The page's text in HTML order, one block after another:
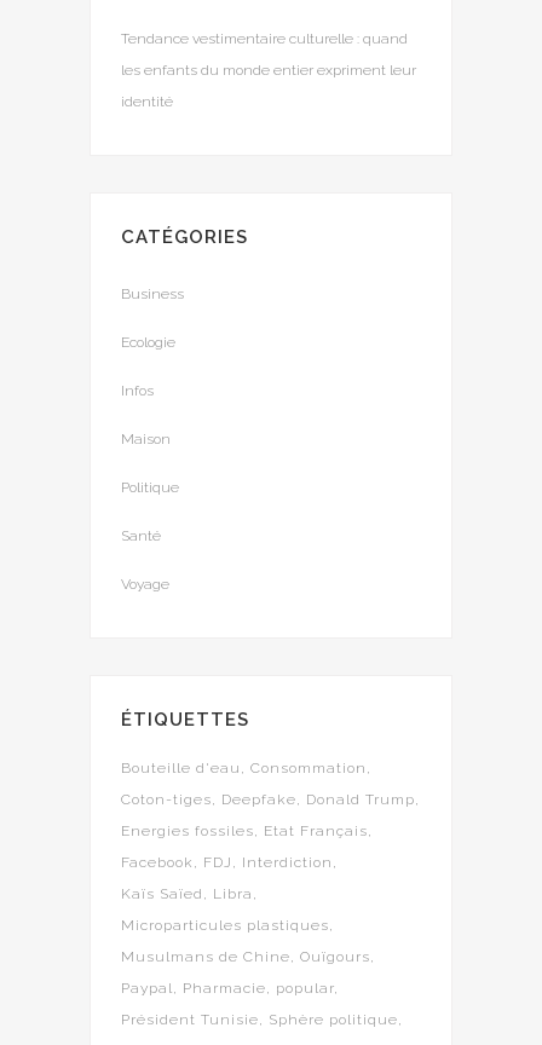
Tendance vestimentaire culturelle : quand
les enfants du monde entier expriment leur
identité
CATÉGORIES
Business
Ecologie
Infos
Maison
Politique
Santé
Voyage
ÉTIQUETTES
Bouteille d'eau
Consommation
Coton-tiges
Deepfake
Donald Trump
Energies fossiles
Etat Français
Facebook
FDJ
Interdiction
Kaïs Saïed
Libra
Microparticules plastiques
Musulmans de Chine
Ouïgours
Paypal
Pharmacie
popular
Président Tunisie
Sphère politique